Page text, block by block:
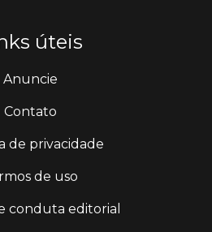
úteis
Anuncie
Contato
de privacidade
de uso
conduta editorial